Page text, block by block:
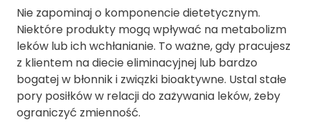
Nie zapominaj o komponencie dietetycznym.
Niektóre produkty mogą wpływać na metabolizm
leków lub ich wchłanianie. To ważne, gdy pracujesz
z klientem na diecie eliminacyjnej lub bardzo
bogatej w błonnik i związki bioaktywne. Ustal stałe
pory posiłków w relacji do zażywania leków, żeby
ograniczyć zmienność.